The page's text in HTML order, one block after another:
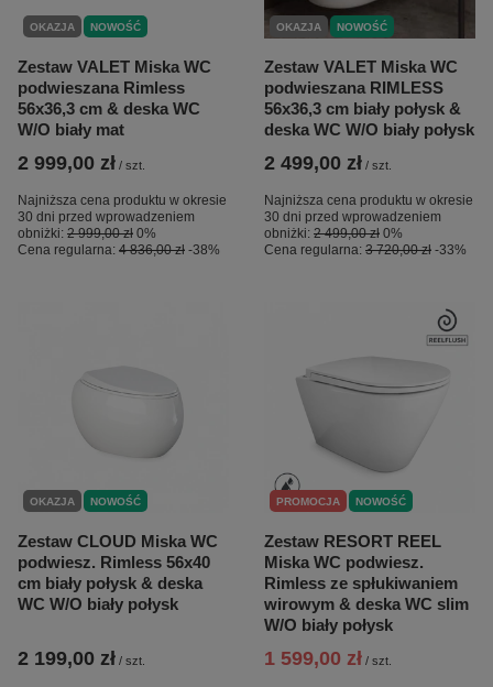
OKAZJA NOWOŚĆ
Zestaw VALET Miska WC
podwieszana Rimless
56x36,3 cm & deska WC
W/O biały mat
2 999,00 zł / szt.
Najniższa cena produktu w okresie
30 dni przed wprowadzeniem
obniżki: 2 999,00 zł 0%
Cena regularna: 4 836,00 zł -38%
OKAZJA NOWOŚĆ
Zestaw VALET Miska WC
podwieszana RIMLESS
56x36,3 cm biały połysk &
deska WC W/O biały połysk
2 499,00 zł / szt.
Najniższa cena produktu w okresie
30 dni przed wprowadzeniem
obniżki: 2 499,00 zł 0%
Cena regularna: 3 720,00 zł -33%
OKAZJA NOWOŚĆ
Zestaw CLOUD Miska WC
podwiesz. Rimless 56x40
cm biały połysk & deska
WC W/O biały połysk
2 199,00 zł / szt.
PROMOCJA NOWOŚĆ
Zestaw RESORT REEL
Miska WC podwiesz.
Rimless ze spłukiwaniem
wirowym & deska WC slim
W/O biały połysk
1 599,00 zł / szt.